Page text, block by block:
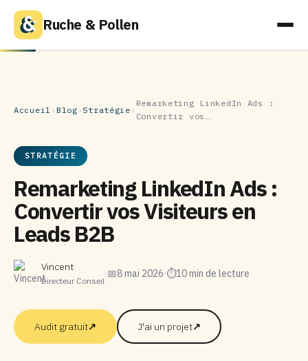
Ruche & Pollen
Accueil › Blog ›Stratégie ›
Remarketing LinkedIn Ads :
Convertir vos…
STRATÉGIE
Remarketing LinkedIn Ads :
Convertir vos Visiteurs en
Leads B2B
Vincent
Directeur Conseil
📅8 mai 2026 ⏱10 min de lecture
Audit gratuit↗ J'ai un projet↗